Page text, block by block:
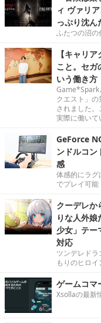
ィ ヴァリ
っぷり沈ん
ふたつの沼の
【キャリ
こと。セガ
いう働き方
Game*Spark
クエスト」
されました
実際に働いて
GeForce
ンドルコン
感
体感的にラグ
でプレイ可能
クーデレか
りな人外
少女」テー
対応
ツンデレド
もりのヒロイ
ゲームコマ
Xsollaの最新